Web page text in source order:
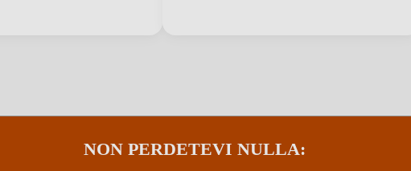
NON PERDETEVI NULLA: